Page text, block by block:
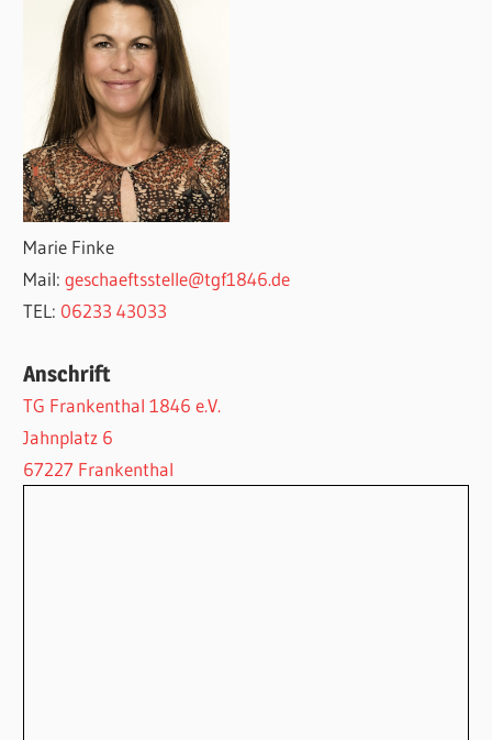
Marie Finke
Mail:geschaeftsstelle@tgf1846.de
TEL: 06233 43033
Anschrift
TG Frankenthal 1846 e.V.
Jahnplatz 6
67227 Frankenthal